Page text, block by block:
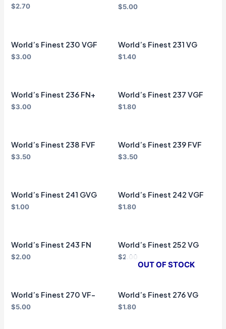
$2.70 $5.00
World’s Finest 230 VGF
$3.00
World’s Finest 231 VG
$1.40
World’s Finest 236 FN+
$3.00
World’s Finest 237 VGF
$1.80
World’s Finest 238 FVF
$3.50
World’s Finest 239 FVF
$3.50
World’s Finest 241 GVG
$1.00
World’s Finest 242 VGF
$1.80
World’s Finest 243 FN
$2.00
World’s Finest 252 VG
$2.00
World’s Finest 270 VF-
$5.00
OUT OF STOCK
World’s Finest 276 VG
$1.80